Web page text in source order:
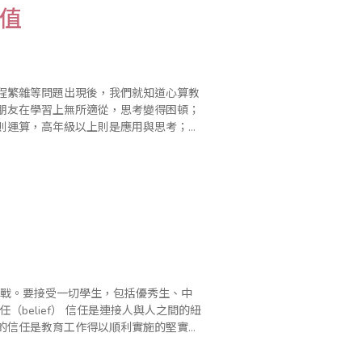
雜等問題出現後，我們就知道心算教
在學習上無所適從，思考變得困頓；
算，高年級以上則是應用與思考；沒
任是教育工作得以順利實施的堅實橋